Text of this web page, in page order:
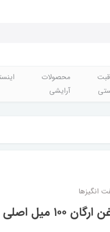
محصولات
آرایشی
انگيزها
۱۰۰ میل اصلی